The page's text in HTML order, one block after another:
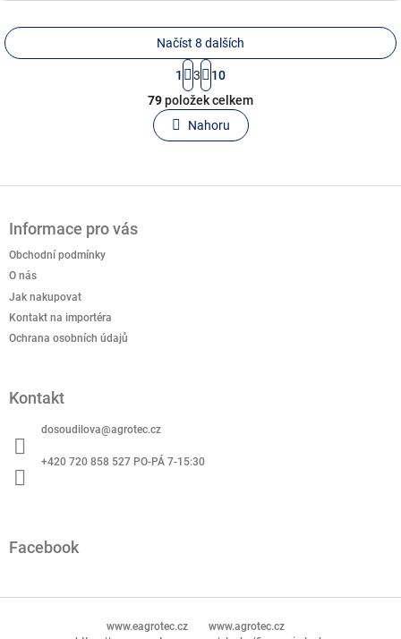
O
v
l
á
Načíst 8 dalších
S
t
r
á
n
k
á
1 3
10
79položek celkem
Nahoru
Informace pro vás
Obchodní podmínky
O nás
Jak nakupovat
Kontakt na importéra
Ochrana osobních údajů
Kontakt
dosoudilova@agrotec.cz
+420 720 858 527 PO-PÁ 7-15:30
Facebook
www.eagrotec.cz
www.agrotec.cz